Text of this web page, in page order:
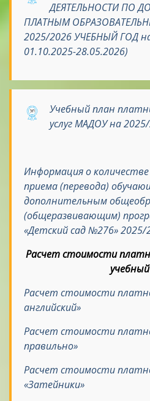
ДЕЯТЕЛЬНОСТИ ПО
ПЛАТНЫМ
2025/2026 УЧЕБНЫЙ ГОД
01.10.2025-28.05.2026)
Учебный план
услуг МАДОУ на
Информация о
приема (перевода)
дополнительным
(общеразвивающим)
«Детский сад №276» 2025/
Расчет стоимости
Расчет стоимости
английский»
Расчет стоимости
правильно»
Расчет стоимости
«Затейники»